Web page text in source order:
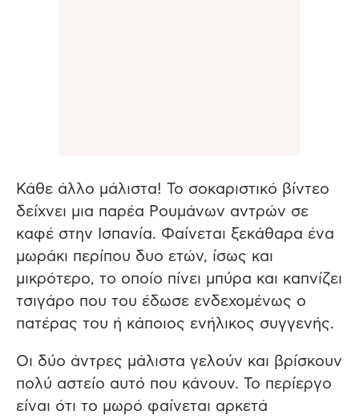
Κάθε άλλο μάλιστα! Το σοκαριστικό βίντεο
δείχνει μια παρέα Ρουμάνων αντρών σε
καφέ στην Ισπανία. Φαίνεται ξεκάθαρα ένα
μωράκι περίπου δυο ετών, ίσως και
μικρότερο, το οποίο πίνει μπύρα και καπνίζει
τσιγάρο που του έδωσε ενδεχομένως ο
πατέρας του ή κάποιος ενήλικος συγγενής.
Οι δύο άντρες μάλιστα γελούν και βρίσκουν
πολύ αστείο αυτό που κάνουν. Το περίεργο
είναι ότι το μωρό φαίνεται αρκετά